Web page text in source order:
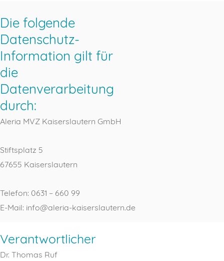
Die folgende
Datenschutz-
Information gilt für
die
Datenverarbeitung
durch:
Aleria MVZ Kaiserslautern GmbH
Stiftsplatz 5
67655 Kaiserslautern
Telefon: 0631 – 660 99
E-Mail: info@aleria-kaiserslautern.de
Verantwortlicher
Dr. Thomas Ruf